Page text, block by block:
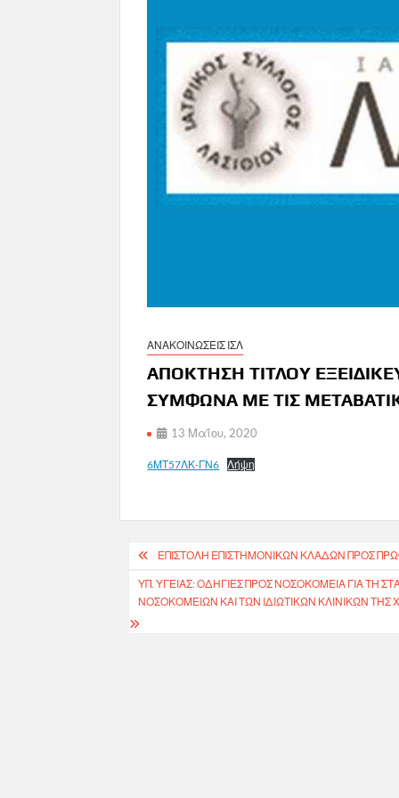
ΑΝΑΚΟΙΝΩΣΕΙΣ ΙΣΛ
AΠΟΚΤΗΣΗ ΤΙΤΛΟΥ
ΣΥΜΦΩΝΑ ΜΕ ΤΙΣ
13 Μαΐου, 2020
6ΜΤ57ΛΚ-ΓΝ6 Λήψη
Πλοήγηση
άρθρων
ΕΠΙΣΤΟΛΗ ΕΠΙΣΤΗΜΟΝΙΚΩΝ ΚΛΑΔΩΝ ΠΡΟΣ
ΥΠ. ΥΓΕΊΑΣ: ΟΔΗΓΊΕΣ ΠΡΟΣ ΝΟΣΟΚΟΜΕΊΑ ΓΙΑ ΤΗ
ΝΟΣΟΚΟΜΕΊΩΝ ΚΑΙ ΤΩΝ ΙΔΙΩΤΙΚΏΝ ΚΛΙΝΙΚΏΝ ΤΗΣ